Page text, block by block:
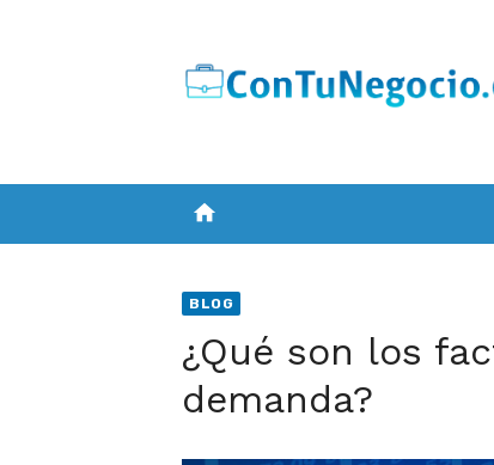
home
BLOG
¿Qué son los
demanda?